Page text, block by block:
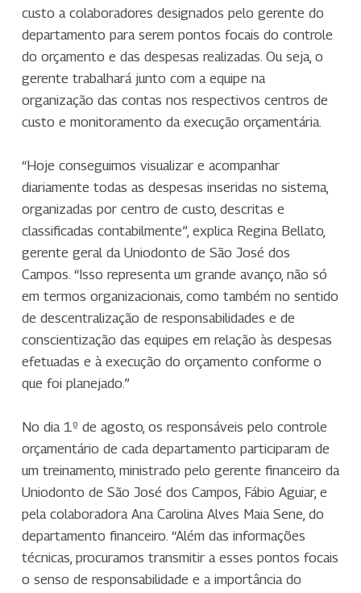
custo a colaboradores designados pelo gerente do
departamento para serem pontos focais do controle
do orçamento e das despesas realizadas. Ou seja, o
gerente trabalhará junto com a equipe na
organização das contas nos respectivos centros de
custo e monitoramento da execução orçamentária.
“Hoje conseguimos visualizar e acompanhar
diariamente todas as despesas inseridas no sistema,
organizadas por centro de custo, descritas e
classificadas contabilmente”, explica Regina Bellato,
gerente geral da Uniodonto de São José dos
Campos. “Isso representa um grande avanço, não só
em termos organizacionais, como também no sentido
de descentralização de responsabilidades e de
conscientização das equipes em relação às despesas
efetuadas e à execução do orçamento conforme o
que foi planejado.”
No dia 1º de agosto, os responsáveis pelo controle
orçamentário de cada departamento participaram de
um treinamento, ministrado pelo gerente financeiro da
Uniodonto de São José dos Campos, Fábio Aguiar, e
pela colaboradora Ana Carolina Alves Maia Sene, do
departamento financeiro. “Além das informações
técnicas, procuramos transmitir a esses pontos focais
o senso de responsabilidade e a importância do